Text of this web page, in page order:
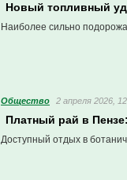
Новый топливный
Наиболее сильно
Общество 2 апреля 2026,
Платный рай в
Доступный отдых в